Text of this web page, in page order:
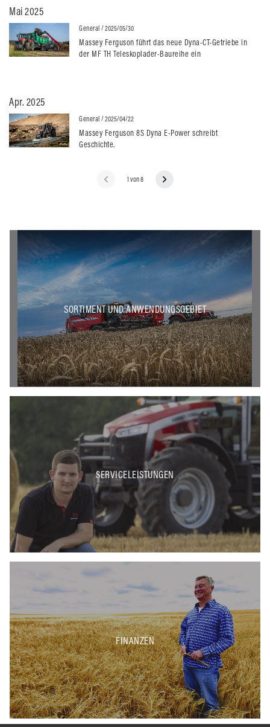
Mai 2025
General / 2025/05/30
Massey Ferguson führt das neue Dyna-CT-Getriebe in
der MF TH Teleskoplader-Baureihe ein
Apr. 2025
General / 2025/04/22
Massey Ferguson 8S Dyna E-Power schreibt
Geschichte.
1 von 8
SORTIMENT UND ANWENDUNGSGEBIET
SERVICELEISTUNGEN
FINANZEN